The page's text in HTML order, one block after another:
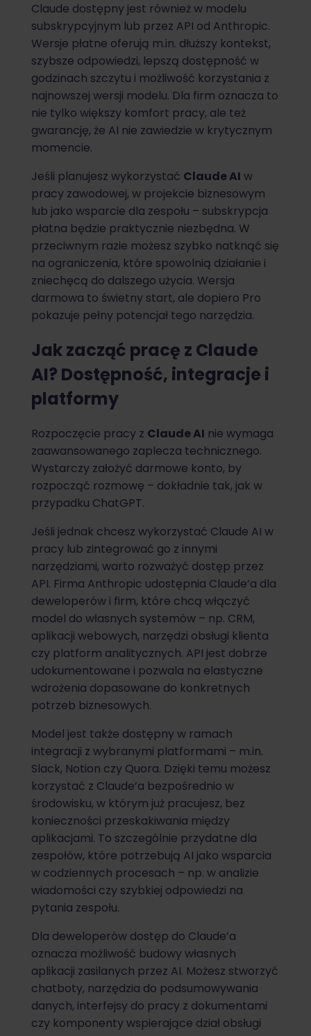
Claude dostępny jest również w modelu
subskrypcyjnym lub przez API od Anthropic.
Wersje płatne oferują m.in. dłuższy kontekst,
szybsze odpowiedzi, lepszą dostępność w
godzinach szczytu i możliwość korzystania z
najnowszej wersji modelu. Dla firm oznacza to
nie tylko większy komfort pracy, ale też
gwarancję, że AI nie zawiedzie w krytycznym
momencie.
Jeśli planujesz wykorzystać Claude AI w
pracy zawodowej, w projekcie biznesowym
lub jako wsparcie dla zespołu – subskrypcja
płatna będzie praktycznie niezbędna. W
przeciwnym razie możesz szybko natknąć się
na ograniczenia, które spowolnią działanie i
zniechęcą do dalszego użycia. Wersja
darmowa to świetny start, ale dopiero Pro
pokazuje pełny potencjał tego narzędzia.
Jak zacząć pracę z Claude
AI? Dostępność, integracje i
platformy
Rozpoczęcie pracy z Claude AI nie wymaga
zaawansowanego zaplecza technicznego.
Wystarczy założyć darmowe konto, by
rozpocząć rozmowę – dokładnie tak, jak w
przypadku ChatGPT.
Jeśli jednak chcesz wykorzystać Claude AI w
pracy lub zintegrować go z innymi
narzędziami, warto rozważyć dostęp przez
API. Firma Anthropic udostępnia Claude’a dla
deweloperów i firm, które chcą włączyć
model do własnych systemów – np. CRM,
aplikacji webowych, narzędzi obsługi klienta
czy platform analitycznych. API jest dobrze
udokumentowane i pozwala na elastyczne
wdrożenia dopasowane do konkretnych
potrzeb biznesowych.
Model jest także dostępny w ramach
integracji z wybranymi platformami – m.in.
Slack, Notion czy Quora. Dzięki temu możesz
korzystać z Claude’a bezpośrednio w
środowisku, w którym już pracujesz, bez
konieczności przeskakiwania między
aplikacjami. To szczególnie przydatne dla
zespołów, które potrzebują AI jako wsparcia
w codziennych procesach – np. w analizie
wiadomości czy szybkiej odpowiedzi na
pytania zespołu.
Dla deweloperów dostęp do Claude’a
oznacza możliwość budowy własnych
aplikacji zasilanych przez AI. Możesz stworzyć
chatboty, narzędzia do podsumowywania
danych, interfejsy do pracy z dokumentami
czy komponenty wspierające dział obsługi